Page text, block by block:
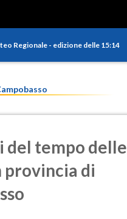
Regionale - edizione delle 15:14
del tempo delle
provincia di